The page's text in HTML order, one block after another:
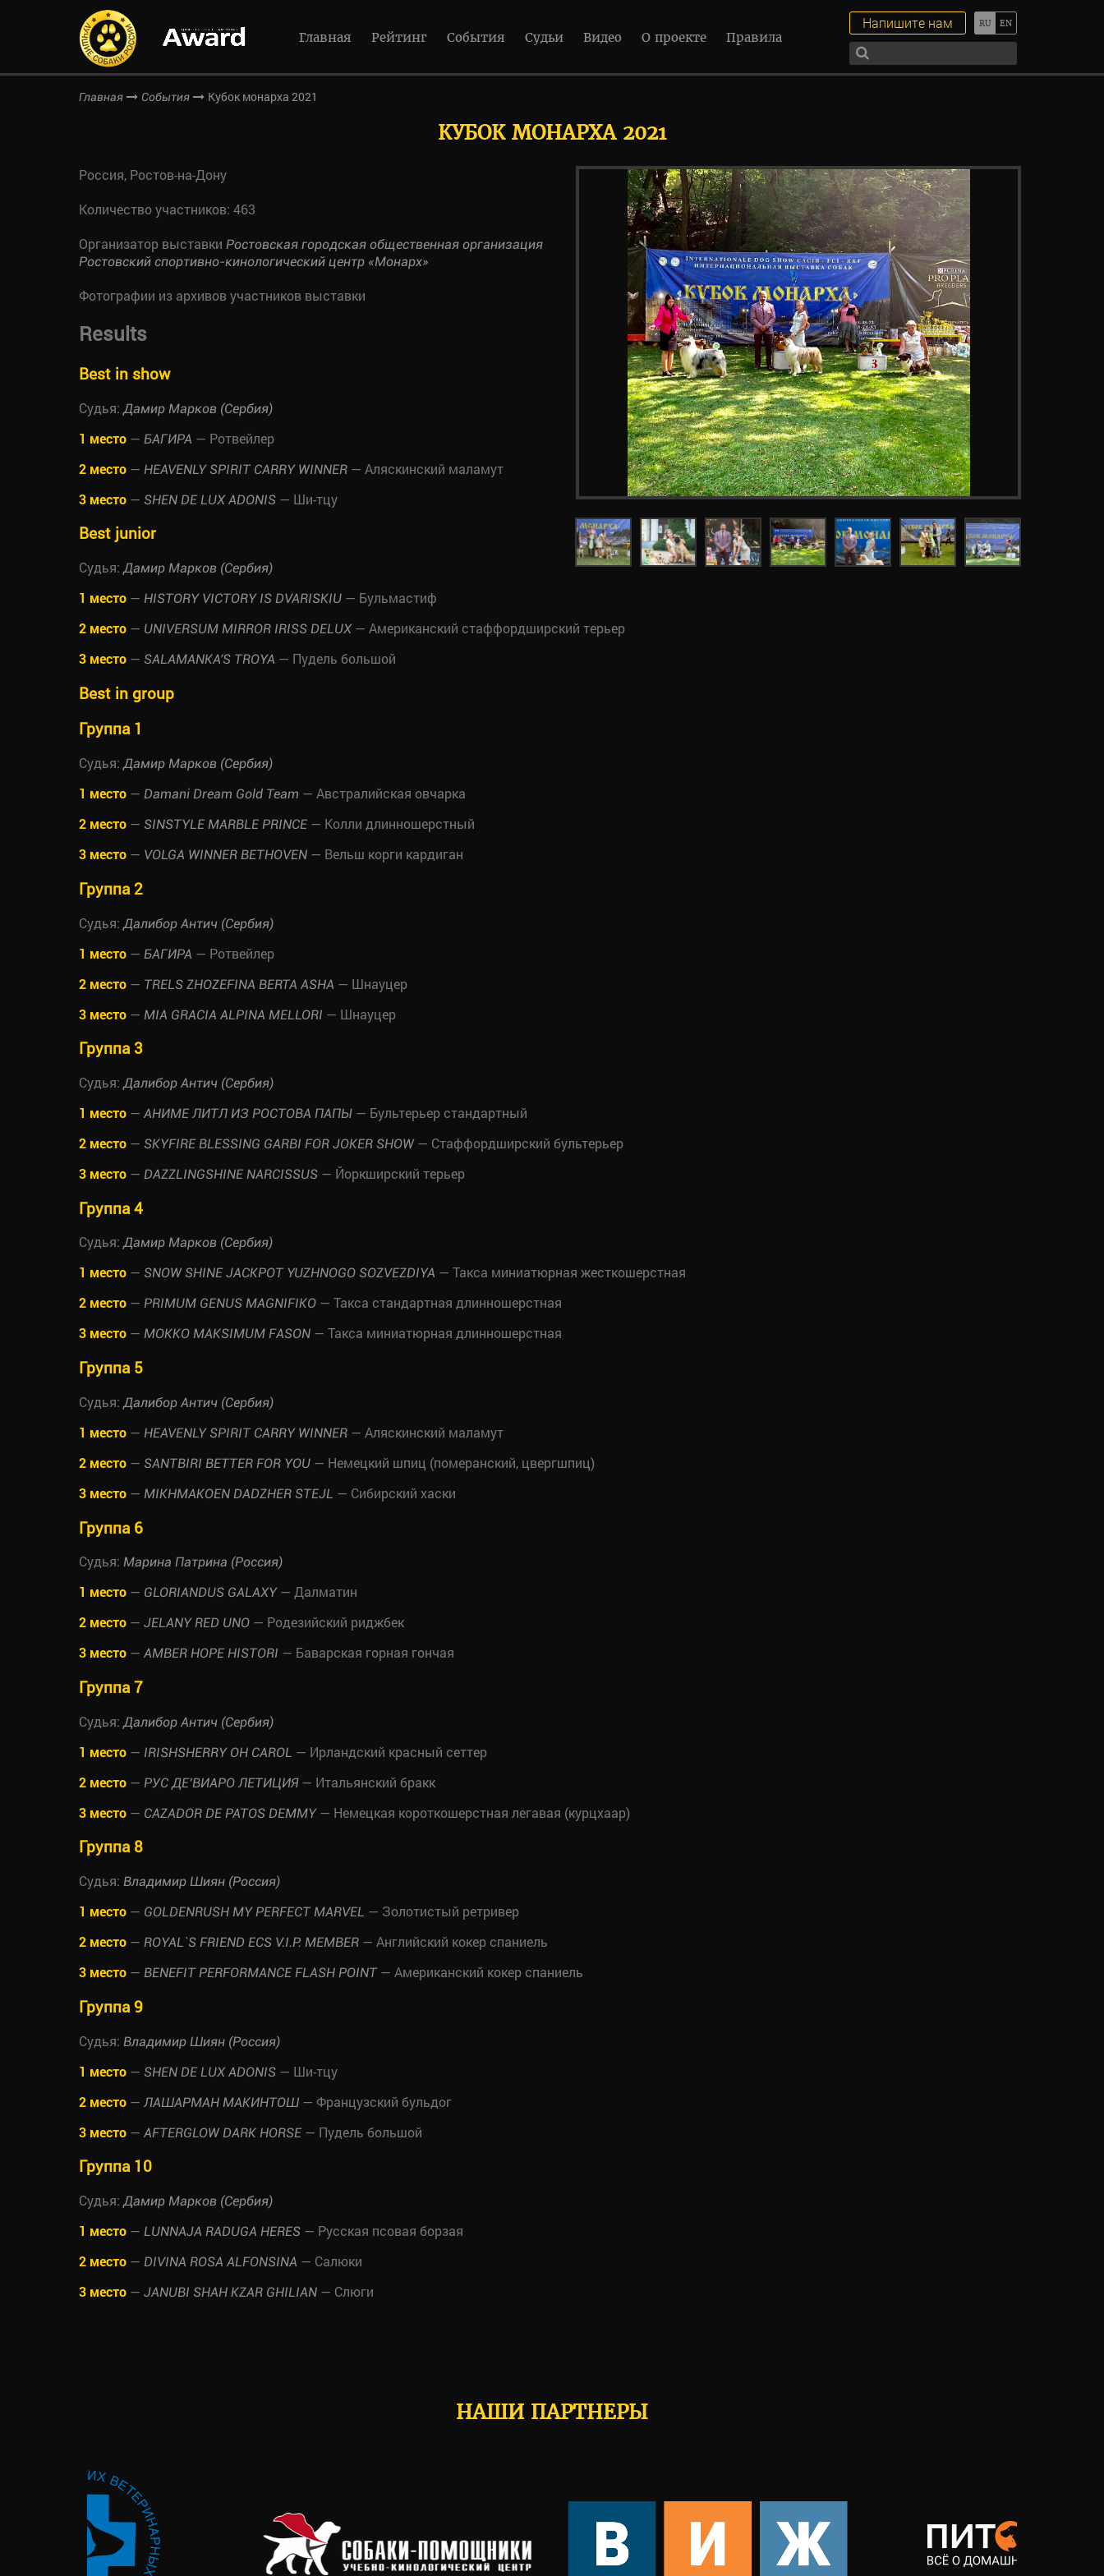
Главная Рейтинг События Судьи Видео О проекте Правила
Напишите нам
Главная События Кубок монарха 2021
КУБОК МОНАРХА 2021
Россия, Ростов-на-Дону
Количество участников: 463
Организатор выставки Ростовская городская общественная организация
Ростовский спортивно-кинологический центр «Монарх»
Фотографии из архивов участников выставки
Results
Best in show
Судья: Дамир Марков (Сербия)
1 место — БАГИРА — Ротвейлер
2 место — HEAVENLY SPIRIT CARRY WINNER — Аляскинский маламут
3 место — SHEN DE LUX ADONIS — Ши-тцу
Best junior
Судья: Дамир Марков (Сербия)
1 место — HISTORY VICTORY IS DVARISKIU — Бульмастиф
2 место — UNIVERSUM MIRROR IRISS DELUX— Американский стаффордширский терьер
3 место — SALAMANKA'S TROYA — Пудель большой
Best in group
Группа 1
Судья: Дамир Марков (Сербия)
1 место — Damani Dream Gold Team — Австралийская овчарка
2 место — SINSTYLE MARBLE PRINCE — Колли длинношерстный
3 место — VOLGA WINNER BETHOVEN — Вельш корги кардиган
Группа 2
Судья: Далибор Антич (Сербия)
1 место — БАГИРА — Ротвейлер
2 место — TRELS ZHOZEFINA BERTA ASHA — Шнауцер
3 место — MIA GRACIA ALPINA MELLORI — Шнауцер
Группа 3
Судья: Далибор Антич (Сербия)
1 место — АНИМЕ ЛИТЛ ИЗ РОСТОВА ПАПЫ — Бультерьер стандартный
2 место — SKYFIRE BLESSING GARBI FOR JOKER SHOW— Стаффордширский бультерьер
3 место — DAZZLINGSHINE NARCISSUS — Йоркширский терьер
Группа 4
Судья: Дамир Марков (Сербия)
1 место — SNOW SHINE JACKPOT YUZHNOGO SOZVEZDIYA — Такса миниатюрная жесткошерстная
2 место — PRIMUM GENUS MAGNIFIKO — Такса стандартная длинношерстная
3 место — MOKKO MAKSIMUM FASON — Такса миниатюрная длинношерстная
Группа 5
Судья: Далибор Антич (Сербия)
1 место — HEAVENLY SPIRIT CARRY WINNER — Аляскинский маламут
2 место — SANTBIRI BETTER FOR YOU — Немецкий шпиц (померанский, цвергшпиц)
3 место — MIKHMAKOEN DADZHER STEJL — Сибирский хаски
Группа 6
Судья: Марина Патрина (Россия)
1 место — GLORIANDUS GALAXY— Далматин
2 место — JELANY RED UNO — Родезийский риджбек
3 место — AMBER HOPE HISTORI — Баварская горная гончая
Группа 7
Судья: Далибор Антич (Сербия)
1 место — IRISHSHERRY OH CAROL — Ирландский красный сеттер
2 место — РУС ДЕ’ВИАРО ЛЕТИЦИЯ— Итальянский бракк
3 место — CAZADOR DE PATOS DEMMY— Немецкая короткошерстная легавая (курцхаар)
Группа 8
Судья: Владимир Шиян (Россия)
1 место — GOLDENRUSH MY PERFECT MARVEL — Золотистый ретривер
2 место — ROYAL`S FRIEND ECS V.I.P. MEMBER — Английский кокер спаниель
3 место — BENEFIT PERFORMANCE FLASH POINT— Американский кокер спаниель
Группа 9
Судья: Владимир Шиян (Россия)
1 место — SHEN DE LUX ADONIS — Ши-тцу
2 место — ЛАШАРМАН МАКИНТОШ — Французский бульдог
3 место — AFTERGLOW DARK HORSE — Пудель большой
Группа 10
Судья: Дамир Марков (Сербия)
1 место — LUNNAJA RADUGA HERES — Русская псовая борзая
2 место — DIVINA ROSA ALFONSINA — Салюки
3 место — JANUBI SHAH KZAR GHILIAN — Слюги
НАШИ ПАРТНЕРЫ